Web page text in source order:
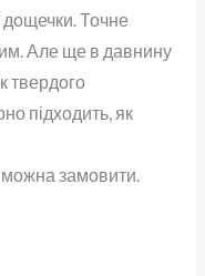
дощечки. Точне
Але ще в давнину
твердого
підходить, як
замовити.